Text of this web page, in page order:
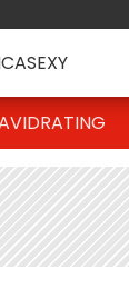
SEXY
RATING